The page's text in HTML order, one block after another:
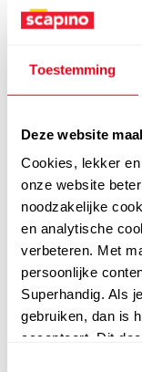
Toestemming
Deze website
Cookies, lekker
onze website
noodzakelijke
en analytische
verbeteren. Met
persoonlijke
Superhandig. Als
gebruiken, dan is
accepteert. Dit